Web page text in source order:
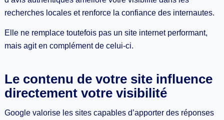
recherches locales et renforce la confiance des internautes.
Elle ne remplace toutefois pas un site internet performant,
mais agit en complément de celui-ci.
Le contenu de votre site influence
directement votre visibilité
Google valorise les sites capables d’apporter des réponses